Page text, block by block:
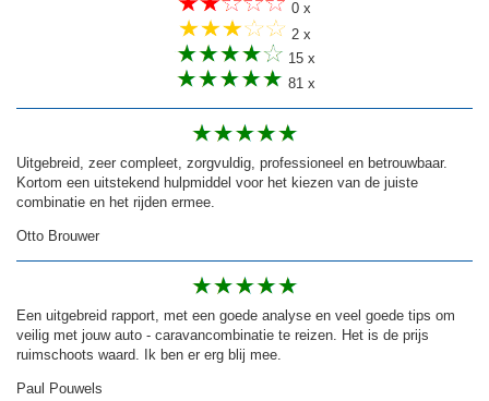
0 x
2 x
15 x
81 x
Uitgebreid, zeer compleet, zorgvuldig, professioneel en betrouwbaar.
Kortom een uitstekend hulpmiddel voor het kiezen van de juiste
combinatie en het rijden ermee.
Otto Brouwer
Een uitgebreid rapport, met een goede analyse en veel goede tips om
veilig met jouw auto - caravancombinatie te reizen. Het is de prijs
ruimschoots waard. Ik ben er erg blij mee.
Paul Pouwels